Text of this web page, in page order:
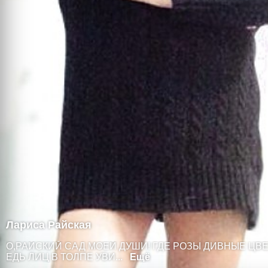
Лариса Райская
О,РАЙСКИЙ САД МОЕЙ ДУШИ! ГДЕ РОЗЫ ДИВНЫЕ
ЕДЬ ЛИЦ В ТОЛПЕ УВИ...